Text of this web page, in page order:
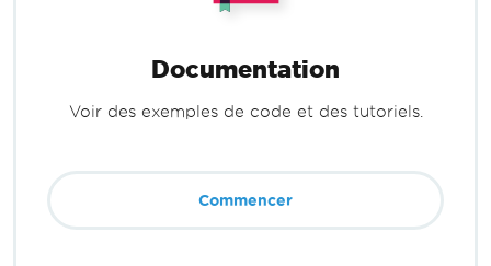
Documentation
Voir des exemples de code et des tutoriels.
Commencer